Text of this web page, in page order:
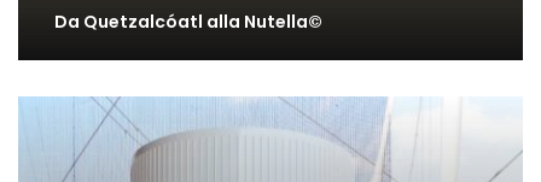
Da Quetzalcóatl alla Nutella©